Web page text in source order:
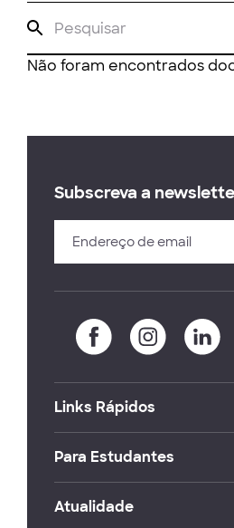
Não foram encontrados
Subscreva a
Links Rápidos
Para Estudantes
Atualidade